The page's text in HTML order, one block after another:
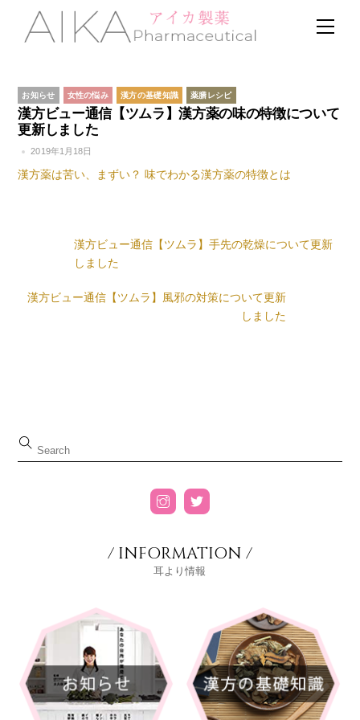
content
お知らせ 女性の悩み 漢方の基礎知識 薬膳レシピ
漢方ビュー通信【ツムラ】漢方薬の味の特徴について
更新しました
2019年1月18日
漢方薬は苦い、まずい？ 味でわかる漢方薬の特徴とは
漢方ビュー通信【ツムラ】手先の乾燥について更新
しました
漢方ビュー通信【ツムラ】風邪の対策について更新
しました
/ INFORMATION /
耳より情報